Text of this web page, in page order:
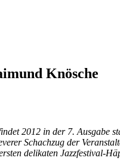
Knösche
2012 in der 7. Ausgabe
Schachzug der
delikaten Jazzfestival-